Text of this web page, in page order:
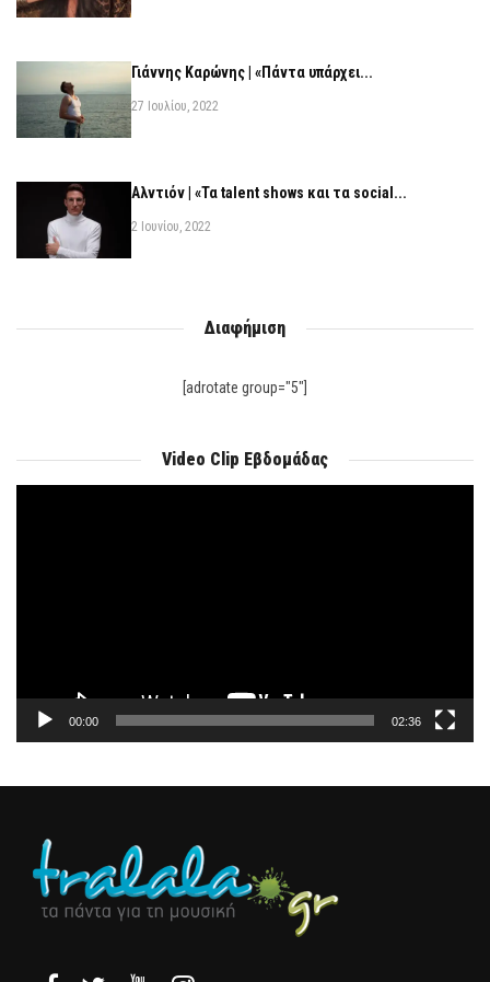
Γιάννης Καρώνης | «Πάντα υπάρχει...
27 Ιουλίου, 2022
Αλντιόν | «Τα talent shows και τα social...
2 Ιουνίου, 2022
Διαφήμιση
[adrotate group="5"]
Video Clip Εβδομάδας
00:00 02:36